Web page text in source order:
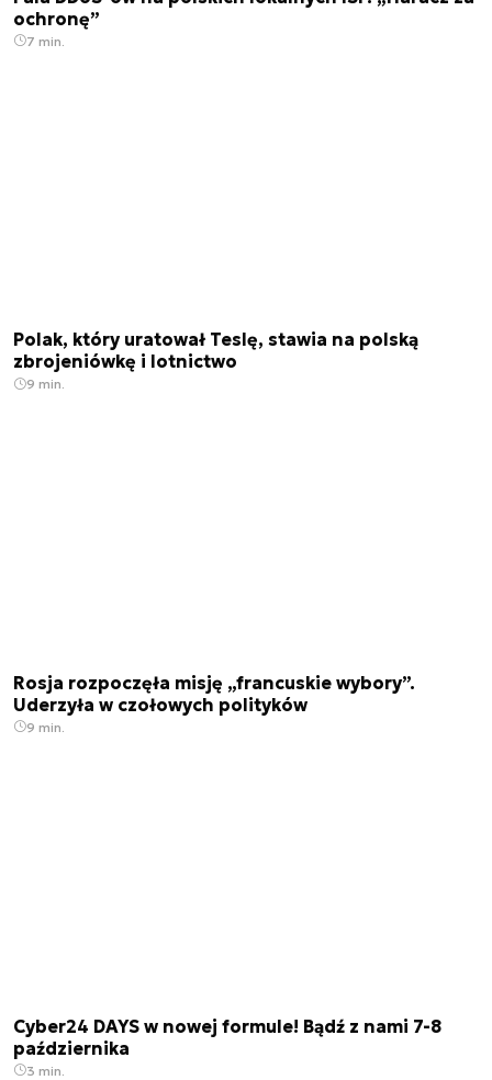
ochronę”
7 min.
Polak, który uratował Teslę, stawia na polską
zbrojeniówkę i lotnictwo
9 min.
Rosja rozpoczęła misję „francuskie wybory”.
Uderzyła w czołowych polityków
9 min.
Cyber24 DAYS w nowej formule! Bądź z nami 7-8
października
3 min.